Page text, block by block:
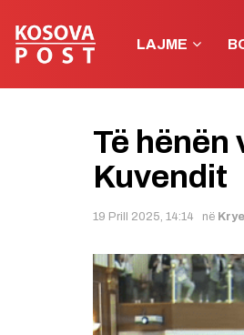
LAJME
Të hënën
Kuvendit
19 Prill 2025, 14:14 në